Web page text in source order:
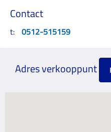
Contact
t: 0512-515159
Adres verkooppunt